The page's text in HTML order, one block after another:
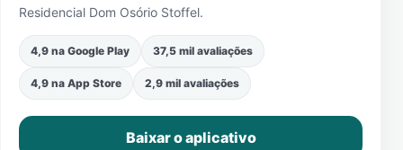
Residencial Dom Osório Stoffel.
4,9 na Google Play 37,5 mil avaliações
4,9 na App Store 2,9 mil avaliações
Baixar o aplicativo